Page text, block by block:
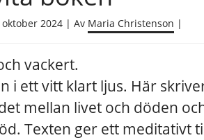
2024 | Av Maria Christenson |
vackert.
i ett vitt klart ljus. Här
mellan livet och döden
Texten ger ett meditativt